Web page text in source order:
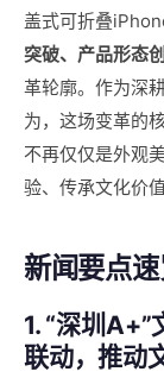
盖式可折叠
突破、产品形态
革轮廓。作为深
为，这场变革的
不再仅仅是外观
验、传承文化价
新闻要点
1. “深圳
联动，推动